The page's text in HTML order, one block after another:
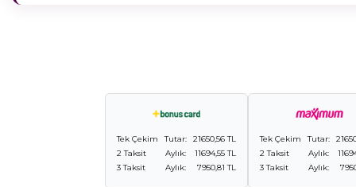
Tek Çekim Tutar:
21650,56 TL
2 Taksit
Aylık:
11694,55 TL
3 Taksit
Aylık: 7950,81 TL
Tek Çekim Tutar:
2 Taksit
Aylık:
3 Taksit
Aylık: